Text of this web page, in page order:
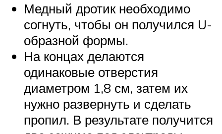
Медный дротик необходимо
согнуть, чтобы он получился U-
образной формы.
На концах делаются
одинаковые отверстия
диаметром 1,8 см, затем их
нужно развернуть и сделать
пропил. В результате получится